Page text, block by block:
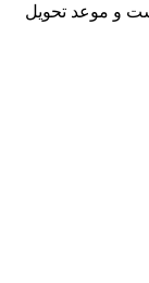
و موعد تحویل